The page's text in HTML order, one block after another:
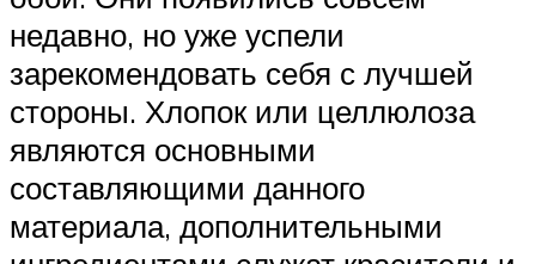
недавно, но уже успели
зарекомендовать себя с лучшей
стороны. Хлопок или целлюлоза
являются основными
составляющими данного
материала, дополнительными